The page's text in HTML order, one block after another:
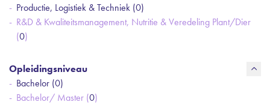
Productie, Logistiek & Techniek (0)
R&D & Kwaliteitsmanagement, Nutritie & Veredeling Plant/Dier
(0)
Opleidingsniveau
Bachelor (0)
Bachelor/ Master (0)